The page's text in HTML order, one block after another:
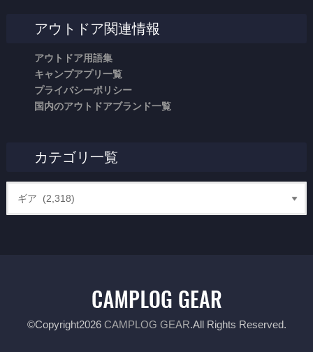
アウトドア関連情報
アウトドア用語集
キャンプアプリ一覧
プライバシーポリシー
国内のアウトドアブランド一覧
カテゴリ一覧
©Copyright2026 CAMPLOG GEAR.All Rights Reserved.